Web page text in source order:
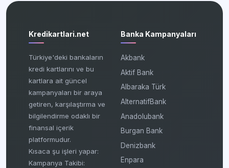
Kredikartlari.net
Türkiye'deki bankaların
kredi kartlarını ve bu
kartlara ait güncel
kampanyaları bir araya
getiren, karşılaştırma ve
bilgilendirme odaklı bir
finansal içerik
platformudur.
Kısaca şu işleri yapar:
Kampanya Takibi:
Banka Kampanyaları
Akbank
Aktif Bank
Albaraka Türk
AlternatifBank
Anadolubank
Burgan Bank
Denizbank
Enpara